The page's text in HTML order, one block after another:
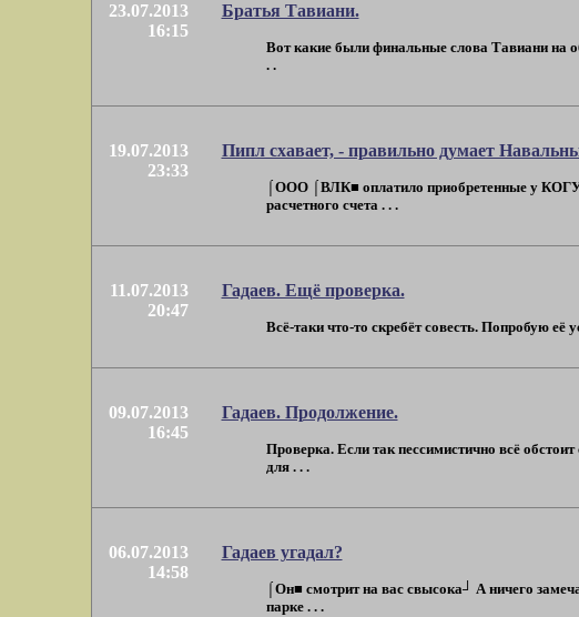
23.07.2013
16:15
Братья Тавиани.
Вот какие были финальные слова Тавиани на
. .
19.07.2013
23:33
Пипл схавает, - правильно думает
⌠ООО ⌠ВЛК■ оплатило приобретенные у
расчетного счета . . .
11.07.2013
20:47
Гадаев. Ещё проверка.
Всё-таки что-то скребёт совесть. Попробую её
09.07.2013
16:45
Гадаев. Продолжение.
Проверка. Если так пессимистично всё
для . . .
06.07.2013
14:58
Гадаев угадал?
⌠Он■ смотрит на вас свысока┘ А ничего
парке . . .